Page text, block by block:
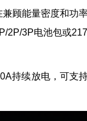
顾能量密度和功
2P/3P电池包或
持续放电，可支